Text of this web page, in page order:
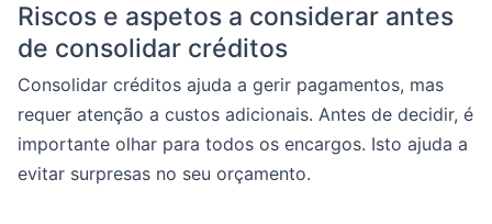
Riscos e aspetos a considerar antes
de consolidar créditos
Consolidar créditos ajuda a gerir pagamentos, mas
requer atenção a custos adicionais. Antes de decidir, é
importante olhar para todos os encargos. Isto ajuda a
evitar surpresas no seu orçamento.